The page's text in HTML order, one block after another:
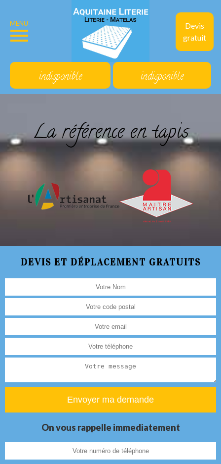
Devis
gratuit
MENU
indisponible indisponible
La référence en tapis
DEVIS ET DÉPLACEMENT GRATUITS
On vous rappelle immediatement